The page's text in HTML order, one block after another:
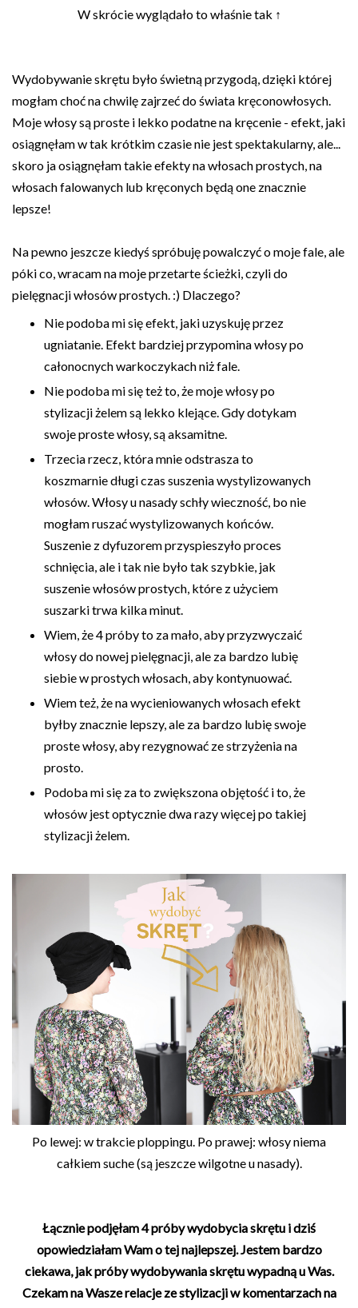
W skrócie wyglądało to właśnie tak ↑
Wydobywanie skrętu było świetną przygodą, dzięki której
mogłam choć na chwilę zajrzeć do świata kręconowłosych.
Moje włosy są proste i lekko podatne na kręcenie - efekt, jaki
osiągnęłam w tak krótkim czasie nie jest spektakularny, ale...
skoro ja osiągnęłam takie efekty na włosach prostych, na
włosach falowanych lub kręconych będą one znacznie
lepsze!
Na pewno jeszcze kiedyś spróbuję powalczyć o moje fale, ale
póki co, wracam na moje przetarte ścieżki, czyli do
pielęgnacji włosów prostych. :) Dlaczego?
Nie podoba mi się efekt, jaki uzyskuję przez
ugniatanie. Efekt bardziej przypomina włosy po
całonocnych warkoczykach niż fale.
Nie podoba mi się też to, że moje włosy po
stylizacji żelem są lekko klejące. Gdy dotykam
swoje proste włosy, są aksamitne.
Trzecia rzecz, która mnie odstrasza to
koszmarnie długi czas suszenia wystylizowanych
włosów. Włosy u nasady schły wieczność, bo nie
mogłam ruszać wystylizowanych końców.
Suszenie z dyfuzorem przyspieszyło proces
schnięcia, ale i tak nie było tak szybkie, jak
suszenie włosów prostych, które z użyciem
suszarki trwa kilka minut.
Wiem, że 4 próby to za mało, aby przyzwyczaić
włosy do nowej pielęgnacji, ale za bardzo lubię
siebie w prostych włosach, aby kontynuować.
Wiem też, że na wycieniowanych włosach efekt
byłby znacznie lepszy, ale za bardzo lubię swoje
proste włosy, aby rezygnować ze strzyżenia na
prosto.
Podoba mi się za to zwiększona objętość i to, że
włosów jest optycznie dwa razy więcej po takiej
stylizacji żelem.
Po lewej: w trakcie ploppingu. Po prawej: włosy niema
całkiem suche (są jeszcze wilgotne u nasady).
Łącznie podjęłam 4 próby wydobycia skrętu i dziś
opowiedziałam Wam o tej najlepszej. Jestem bardzo
ciekawa, jak próby wydobywania skrętu wypadną u Was.
Czekam na Wasze relacje ze stylizacji w komentarzach na